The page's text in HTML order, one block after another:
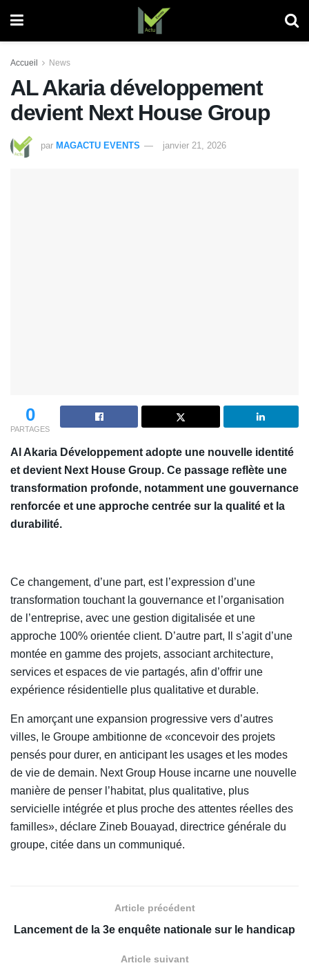
Accueil News
AL Akaria développement
devient Next House Group
par MAGACTU EVENTS janvier 21, 2026
0
PARTAGES
Al Akaria Développement adopte une nouvelle identité
et devient Next House Group. Ce passage reflète une
transformation profonde, notamment une gouvernance
renforcée et une approche centrée sur la qualité et la
durabilité.
Ce changement, d’une part, est l’expression d’une
transformation touchant la gouvernance et l’organisation
de l’entreprise, avec une gestion digitalisée et une
approche 100% orientée client. D’autre part, Il s’agit d’une
montée en gamme des projets, associant architecture,
services et espaces de vie partagés, afin d’offrir une
expérience résidentielle plus qualitative et durable.
En amorçant une expansion progressive vers d’autres
villes, le Groupe ambitionne de «concevoir des projets
pensés pour durer, en anticipant les usages et les modes
de vie de demain. Next Group House incarne une nouvelle
manière de penser l’habitat, plus qualitative, plus
servicielle intégrée et plus proche des attentes réelles des
familles», déclare Zineb Bouayad, directrice générale du
groupe, citée dans un communiqué.
Article précédent
Lancement de la 3e enquête nationale sur le handicap
Article suivant